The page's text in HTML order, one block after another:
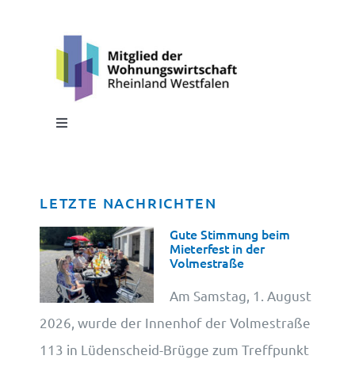
Toggle
Cookie-Information
LETZTE NACHRICHTEN
Gute Stimmung beim
Mieterfest in der
Volmestraße
Am Samstag, 1. August
2026, wurde der Innenhof der Volmestraße
113 in Lüdenscheid-Brügge zum Treffpunkt